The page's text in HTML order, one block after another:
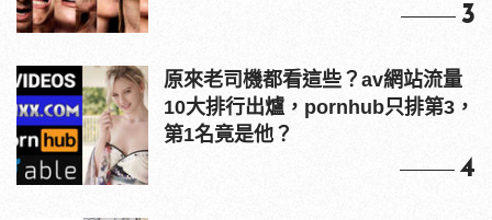
3
原來老司機都看這些？av網站流量
10大排行出爐，pornhub只排第3，
第1名竟是他？
4